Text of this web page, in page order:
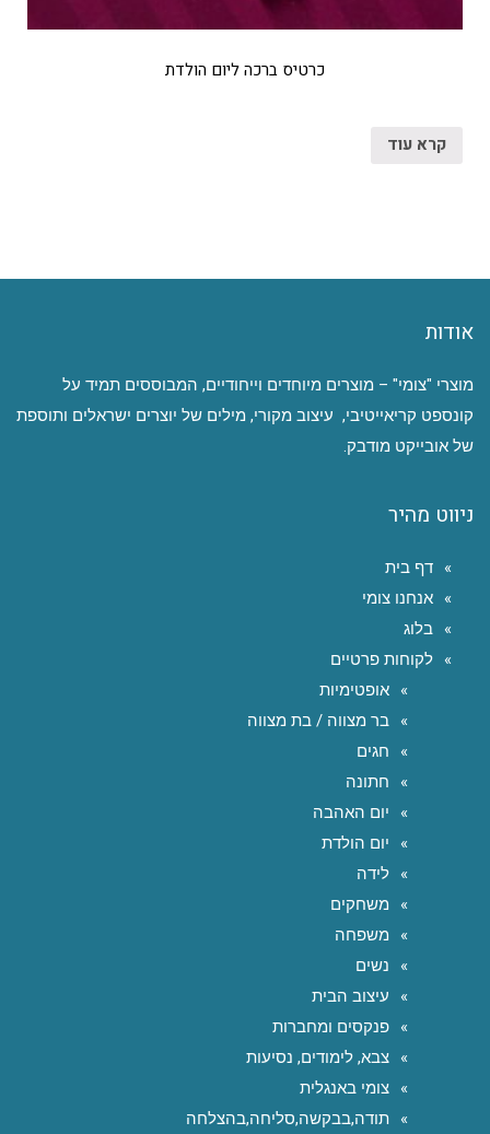
כרטיס ברכה ליום הולדת
קרא עוד
אודות
מוצרי "צומי" – מוצרים מיוחדים וייחודיים, המבוססים תמיד על
קונספט קריאייטיבי, עיצוב מקורי, מילים של יוצרים ישראלים ותוספת
של אובייקט מודבק.
ניווט מהיר
דף בית
אנחנו צומי
בלוג
לקוחות פרטיים
אופטימיות
בר מצווה / בת מצווה
חגים
חתונה
יום האהבה
יום הולדת
לידה
משחקים
משפחה
נשים
עיצוב הבית
פנקסים ומחברות
צבא, לימודים, נסיעות
צומי באנגלית
תודה,בבקשה,סליחה,בהצלחה